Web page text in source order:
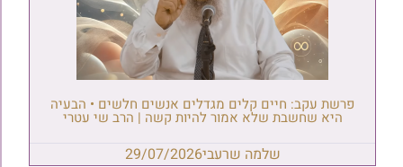
פרשת עקב: חיים קלים מגדלים אנשים חלשים • הבעיה
היא שחשבת שלא אמור להיות קשה | הרב שי עטרי
שלמה שרעבי29/07/2026